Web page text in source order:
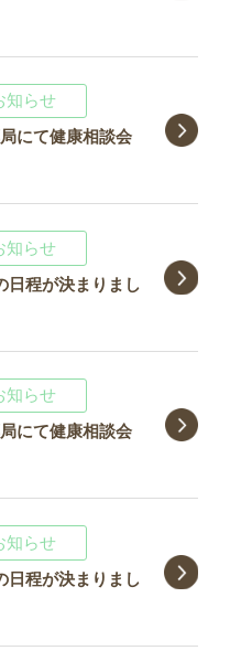
知らせ
にて健康相談会
知らせ
日程が決まりまし
知らせ
にて健康相談会
知らせ
日程が決まりまし